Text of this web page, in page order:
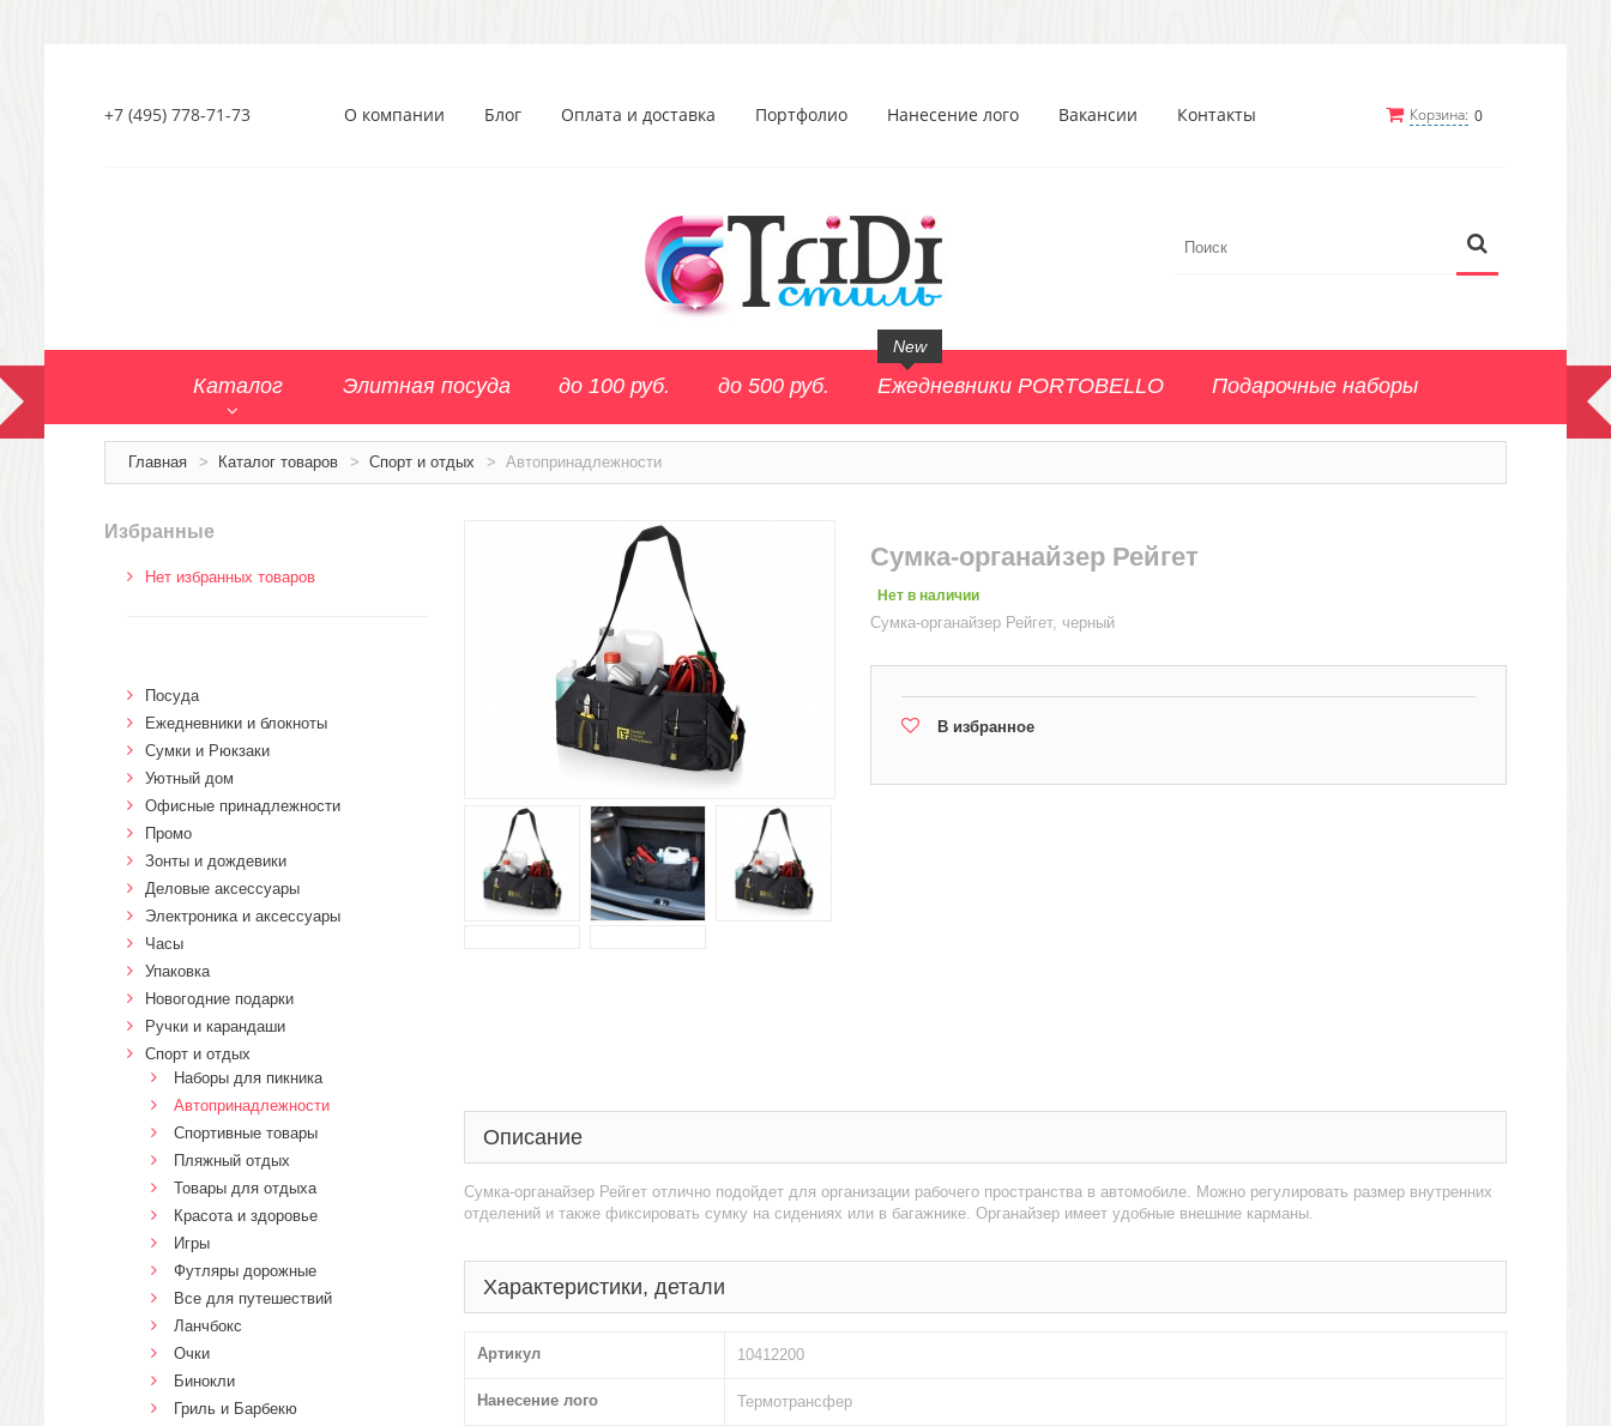
Корзина: 0
+7 (495) 778-71-73 О компании Блог Оплата и доставка Портфолио Нанесение лого Вакансии Контакты
Каталог Элитная посуда до 100 руб. до 500 руб. Ежедневники PORTOBELLO
New
Подарочные наборы
Главная > Каталог товаров > Спорт и отдых > Автопринадлежности
Сумка-органайзер Рейгет
Нет в наличии
Сумка-органайзер Рейгет, черный
В избранное
Описание
Сумка-органайзер Рейгет отлично подойдет для организации рабочего пространства в автомобиле. Можно регулировать размер внутренних
отделений и также фиксировать сумку на сидениях или в багажнике. Органайзер имеет удобные внешние карманы.
Характеристики, детали
Артикул 10412200
Нанесение лого Термотрансфер
Избранные
Нет избранных товаров
Посуда
Ежедневники и блокноты
Сумки и Рюкзаки
Уютный дом
Офисные принадлежности
Промо
Зонты и дождевики
Деловые аксессуары
Электроника и аксессуары
Часы
Упаковка
Новогодние подарки
Ручки и карандаши
Спорт и отдых
Наборы для пикника
Автопринадлежности
Спортивные товары
Пляжный отдых
Товары для отдыха
Красота и здоровье
Игры
Футляры дорожные
Все для путешествий
Ланчбокс
Очки
Бинокли
Гриль и Барбекю